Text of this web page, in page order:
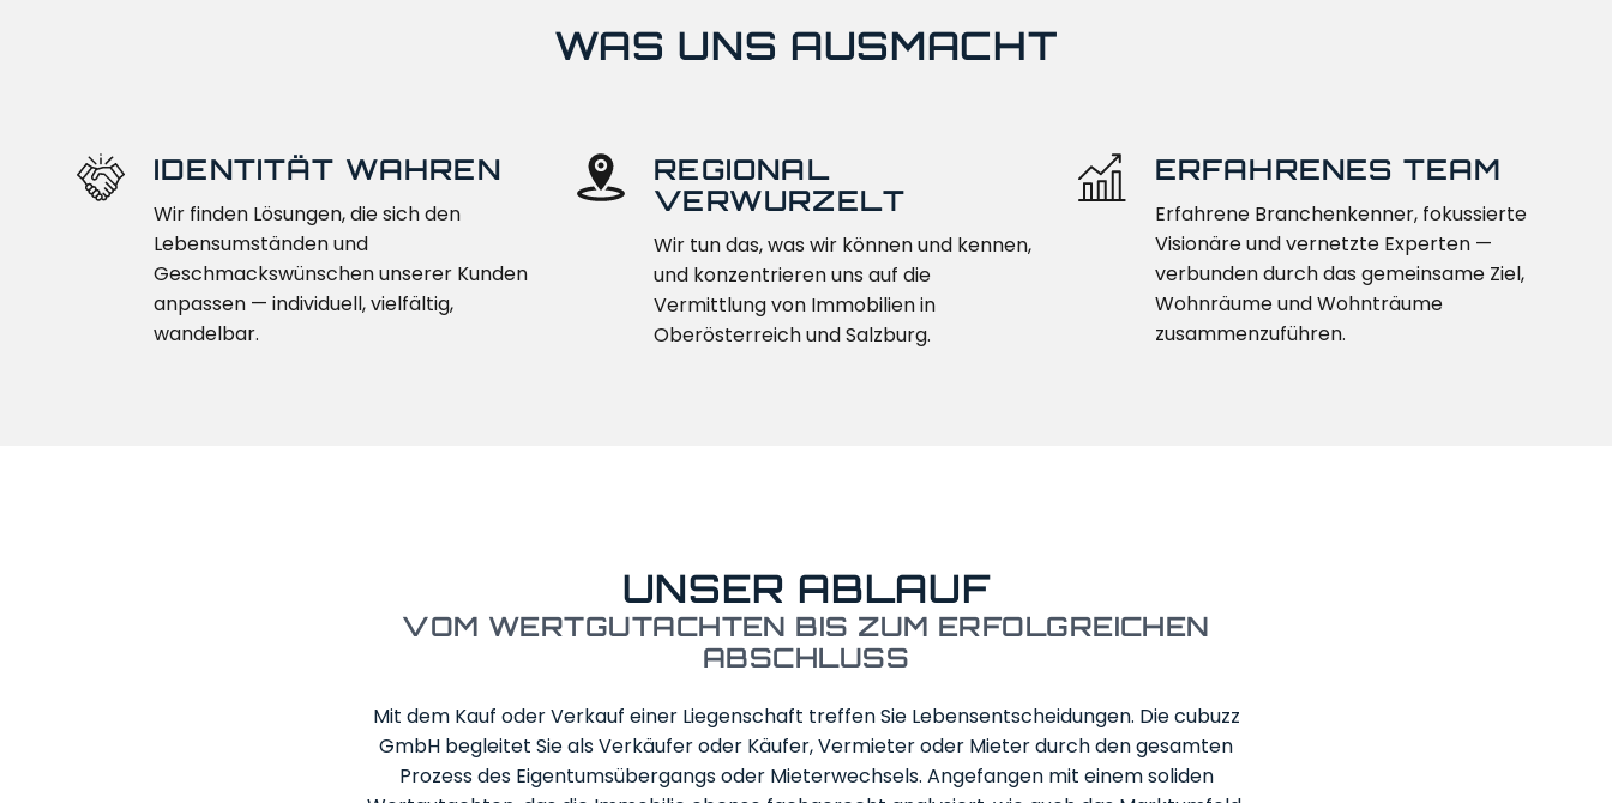
WAS UNS AUSMACHT
IDENTITÄT WAHREN
Wir finden Lösungen, die sich den
Lebensumständen und
Geschmackswünschen unserer Kunden
anpassen — individuell, vielfältig,
wandelbar.
REGIONAL
VERWURZELT
Wir tun das, was wir können und kennen,
und konzentrieren uns auf die
Vermittlung von Immobilien in
Oberösterreich und Salzburg.
ERFAHRENES TEAM
Erfahrene Branchenkenner, fokussierte
Visionäre und vernetzte Experten —
verbunden durch das gemeinsame Ziel,
Wohnräume und Wohnträume
zusammenzuführen.
UNSER ABLAUF
VOM WERTGUTACHTEN BIS ZUM ERFOLGREICHEN
ABSCHLUSS
Mit dem Kauf oder Verkauf einer Liegenschaft treffen Sie Lebensentscheidungen. Die cubuzz
GmbH begleitet Sie als Verkäufer oder Käufer, Vermieter oder Mieter durch den gesamten
Prozess des Eigentumsübergangs oder Mieterwechsels. Angefangen mit einem soliden